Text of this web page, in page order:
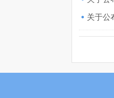
关于公